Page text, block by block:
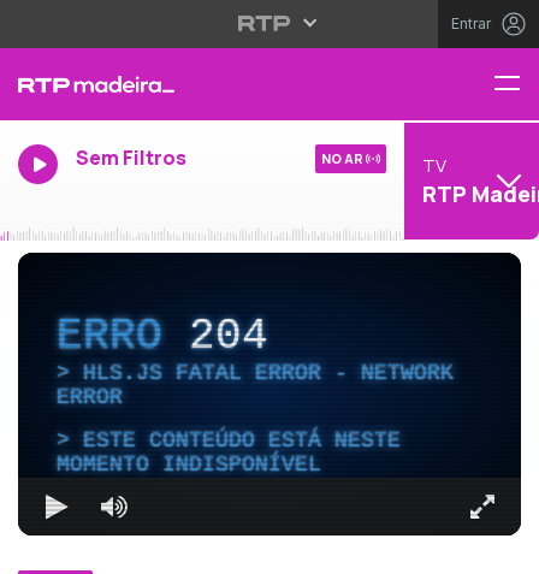
Entrar
Sem Filtros NO AR TV
RTP
ERRO204
HLS.JS FATAL ERROR - NETWORK
ERROR
ESTE CONTEÚDO ESTÁ NESTE
MOMENTO INDISPONÍVEL